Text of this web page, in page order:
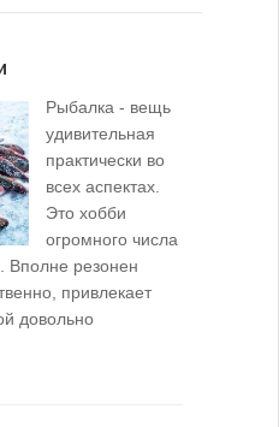
Рыбалка - вещь
удивительная
практически во
всех аспектах.
Это хобби
огромного числа
Вполне резонен
привлекает
довольно